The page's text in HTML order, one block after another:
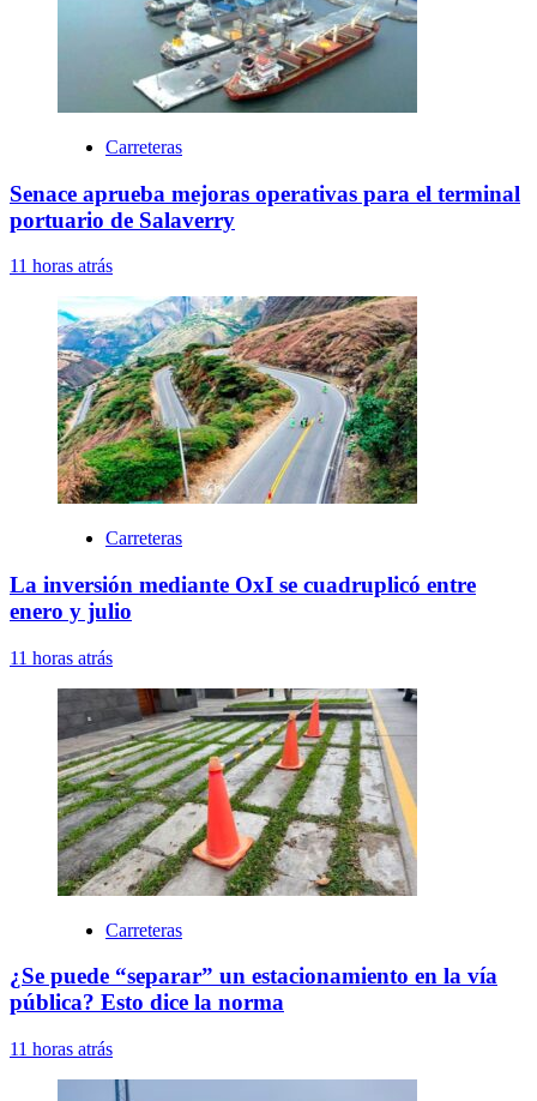
Carreteras
Senace aprueba mejoras operativas para el terminal
portuario de Salaverry
11 horas atrás
Carreteras
La inversión mediante OxI se cuadruplicó entre
enero y julio
11 horas atrás
Carreteras
¿Se puede “separar” un estacionamiento en la vía
pública? Esto dice la norma
11 horas atrás